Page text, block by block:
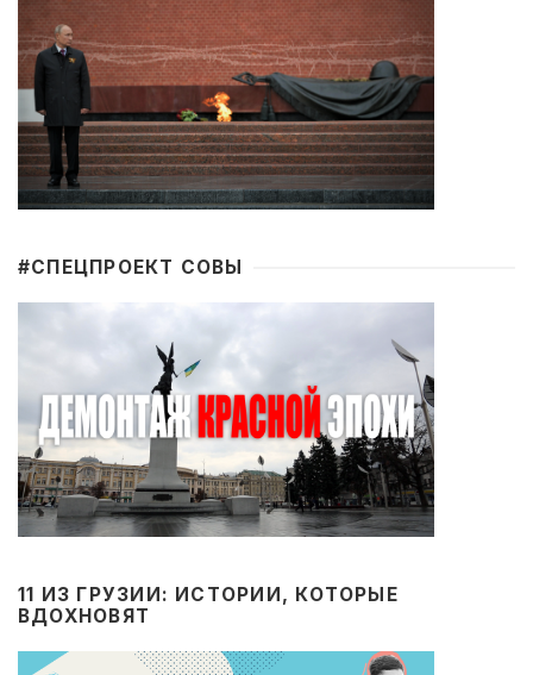
#CПЕЦПРОЕКТ СОВЫ
11 ИЗ ГРУЗИИ: ИСТОРИИ, КОТОРЫЕ
ВДОХНОВЯТ